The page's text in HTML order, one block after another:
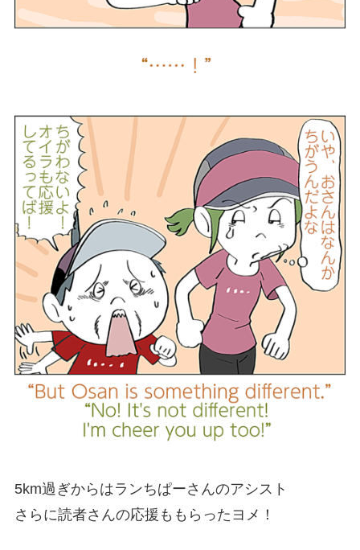
5km過ぎからはランちぱーさんのアシスト
さらに読者さんの応援ももらったヨメ！